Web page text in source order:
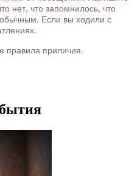
нет, что запомнилось, что
Если вы ходили с
правила приличия.